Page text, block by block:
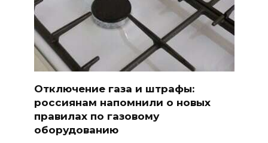
Отключение газа и штрафы:
россиянам напомнили о новых
правилах по газовому
оборудованию